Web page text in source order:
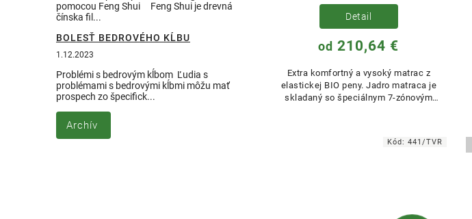
pomocou Feng Shui Feng Shui je drevná
čínska fil...
BOLESŤ BEDROVÉHO KĹBU
1.12.2023
Problémi s bedrovým kĺbom Ľudia s
problémami s bedrovými kĺbmi môžu mať
prospech zo špecifick...
Archív
od 210,64 €
Detail
Extra komfortný a vysoký matrac z
elastickej BIO peny. Jadro matraca je
skladaný so špeciálnym 7-zónovým
Kód:441/TVR